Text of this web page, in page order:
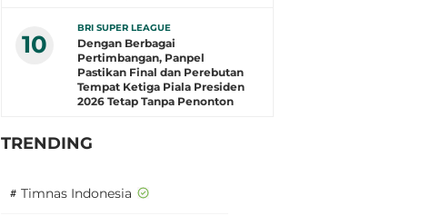
10
BRI SUPER LEAGUE
Dengan Berbagai
Pertimbangan, Panpel
Pastikan Final dan Perebutan
Tempat Ketiga Piala Presiden
2026 Tetap Tanpa Penonton
TRENDING
# Timnas Indonesia